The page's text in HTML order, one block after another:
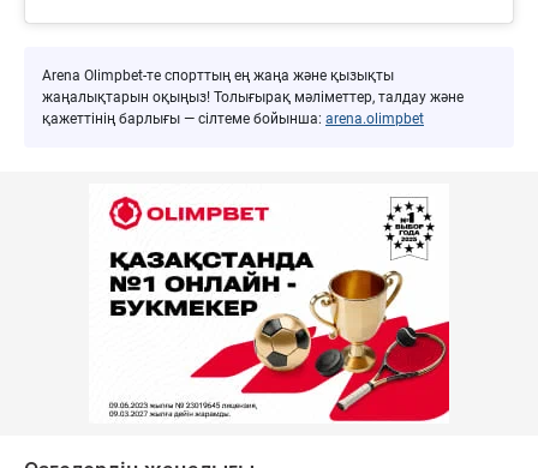
Arena Olimpbet-те спорттың ең жаңа және қызықты
жаңалықтарын оқыңыз! Толығырақ мәліметтер, талдау және
қажеттінің барлығы — сілтеме бойынша: arena.olimpbet